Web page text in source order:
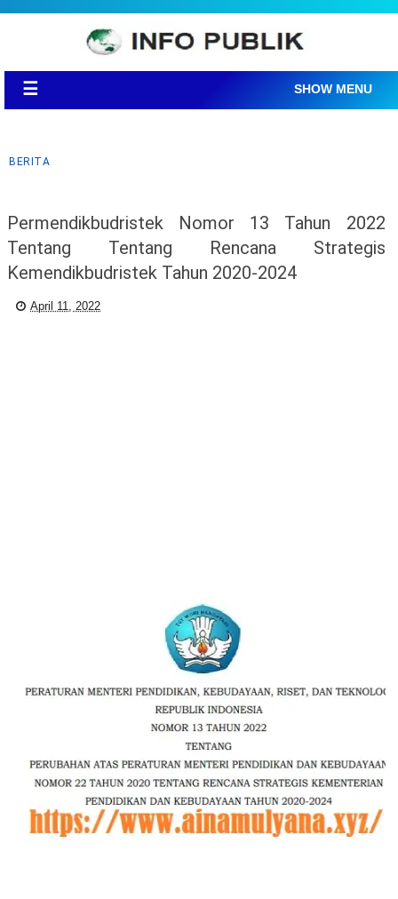
☰ SHOW MENU
BERITA
Permendikbudristek Nomor 13 Tahun 2022
Tentang Tentang Rencana Strategis
Kemendikbudristek Tahun 2020-2024
April 11, 2022